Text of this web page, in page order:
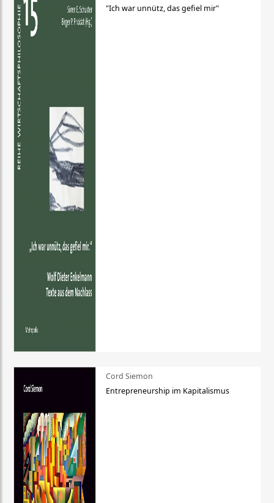
"Ich war unnütz, das gefiel mir"
Cord Siemon
Entrepreneurship im Kapitalismus